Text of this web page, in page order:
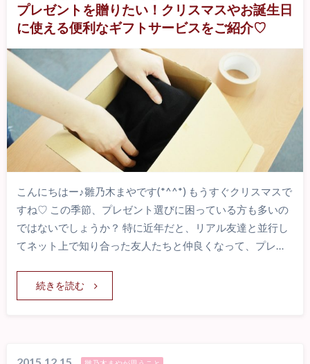
プレゼントを贈りたい！クリスマスやお誕生日
に使える便利なギフトサービスをご紹介♡
こんにちはー♪雛乃木まやです(*^^*) もうすぐクリスマスで
すね♡ この季節、プレゼント選びに困っている方も多いの
ではないでしょうか？ 特に近年だと、リアル友達と並行し
てネット上で知り合った友人たちと仲良くなって、プレ…
続きを読む